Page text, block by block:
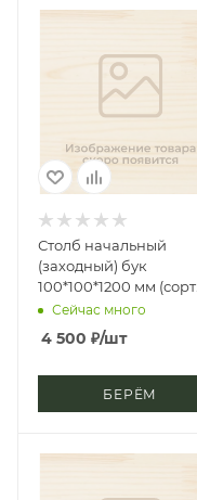
Столб начальный
(заходный) бук
100*100*1200 мм (сорт
Экстра) рим
Сейчас много
4 500 ₽/шт
БЕРЁМ